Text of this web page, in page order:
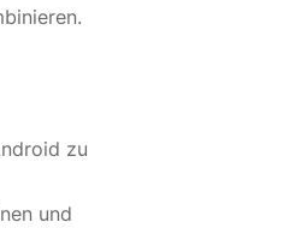
zu
und